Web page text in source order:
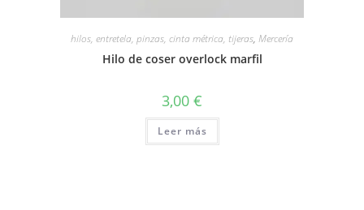
hilos, entretela, pinzas, cinta métrica, tijeras, Mercería
Hilo de coser overlock marfil
3,00 €
Leer más